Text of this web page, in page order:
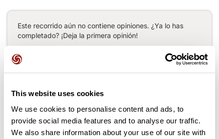
This website uses cookies
We use cookies to personalise content and ads, to
provide social media features and to analyse our traffic.
We also share information about your use of our site with
Este recorrido aún no contiene opiniones. ¿Ya lo has
completado? ¡Deja la primera opinión!
Puertos a lo largo de la ruta